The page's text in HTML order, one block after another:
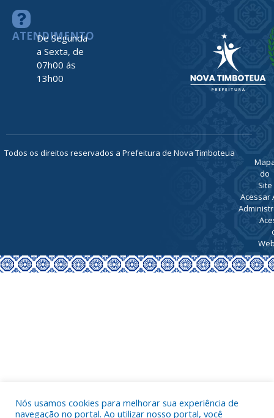
ATENDIMENTO
De Segunda
a Sexta, de
07h00 ás
13h00
Todos os direitos reservados a Prefeitura de Nova Timboteua
do
Site
Acessar
Nós usamos cookies para melhorar sua experiência de
navegação no portal. Ao utilizar nosso portal, você